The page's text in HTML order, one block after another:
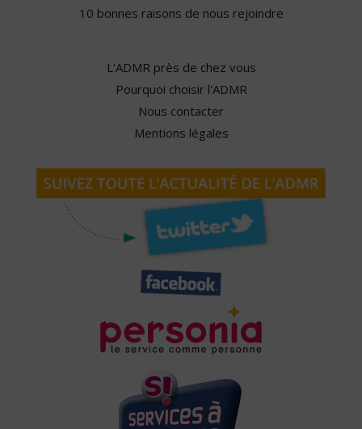
10 bonnes raisons de nous rejoindre
L'ADMR près de chez vous
Pourquoi choisir l'ADMR
Nous contacter
Mentions légales